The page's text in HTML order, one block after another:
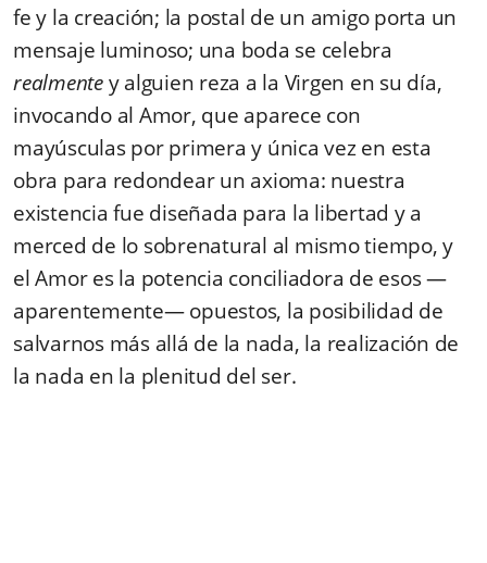
fe y la creación; la postal de un amigo porta un
mensaje luminoso; una boda se celebra
realmentey alguien reza a la Virgen en su día,
invocando al Amor, que aparece con
mayúsculas por primera y única vez en esta
obra para redondear un axioma: nuestra
existencia fue diseñada para la libertad y a
merced de lo sobrenatural al mismo tiempo, y
el Amor es la potencia conciliadora de esos —
aparentemente— opuestos, la posibilidad de
salvarnos más allá de la nada, la realización de
la nada en la plenitud del ser.